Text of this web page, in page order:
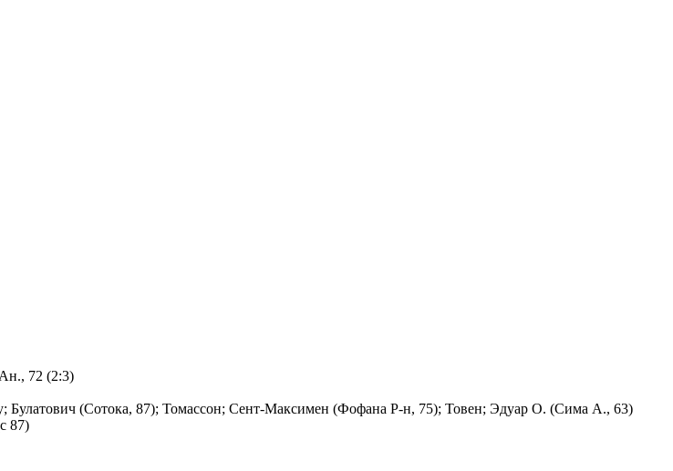
72 (2:3)
(Сотока, 87); Томассон; Сент-Максимен (Фофана Р-н, 75); Товен; Эдуар О. (Сима А., 63)
87)